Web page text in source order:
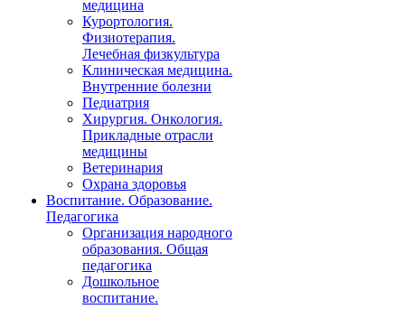
медицина
Курортология.
Физиотерапия.
Лечебная физкультура
Клиническая медицина.
Внутренние болезни
Педиатрия
Хирургия. Онкология.
Прикладные отрасли
медицины
Ветеринария
Охрана здоровья
Воспитание. Образование.
Педагогика
Организация народного
образования. Общая
педагогика
Дошкольное
воспитание.